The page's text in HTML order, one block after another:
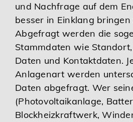
und Nachfrage auf dem
besser in Einklang bringen
Abgefragt werden die
Stammdaten wie
Daten und Kontaktdaten.
Anlagenart werden
Daten abgefragt. Wer
(Photovoltaikanlage,
Blockheizkraftwerk,